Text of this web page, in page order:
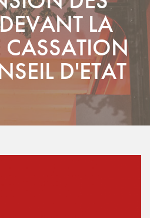
Actualités
DEVANT LA COUR DE
LE CONSEIL D'ETATLA
CASSATION
D'ETAT